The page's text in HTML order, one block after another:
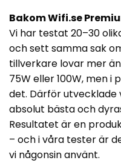
Bakom Wifi.se
Vi har testat 20–30
och sett samma sak
tillverkare lovar mer
75W eller 100W, men
det. Därför utvecklade
absolut bästa och
Resultatet är en
– och i våra tester är
vi någonsin använt.